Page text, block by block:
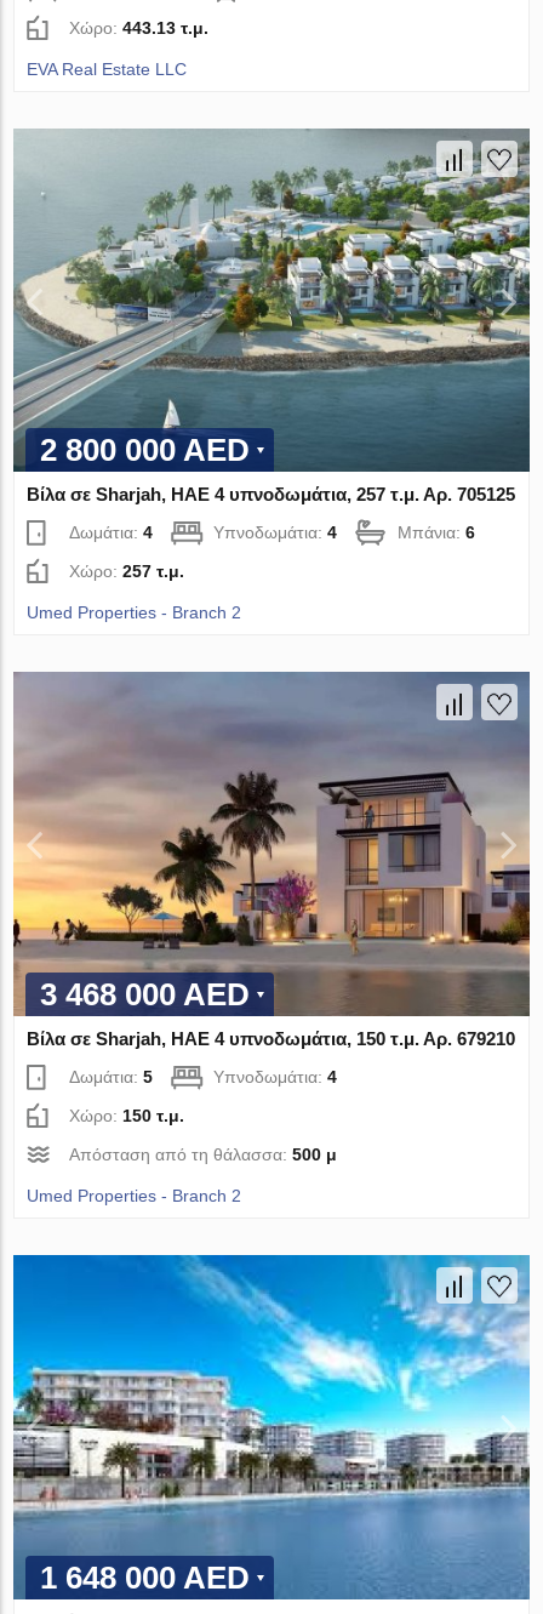
Χώρο:443.13 τ.μ.
EVA Real Estate LLC
2 800 000 AED
Βίλα σε Sharjah, ΗΑΕ 4 υπνοδωμάτια, 257 τ.μ. Αρ. 705125
Δωμάτια:4 Υπνοδωμάτια:4 Μπάνια:6
Χώρο:257 τ.μ.
Umed Properties - Branch 2
3 468 000 AED
Βίλα σε Sharjah, ΗΑΕ 4 υπνοδωμάτια, 150 τ.μ. Αρ. 679210
Δωμάτια:5 Υπνοδωμάτια:4
Χώρο: 150 τ.μ.
Απόσταση από τη θάλασσα:500 μ
Umed Properties - Branch 2
1 648 000 AED